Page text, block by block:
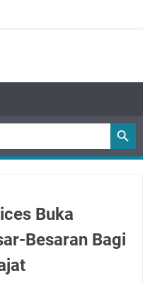
Buka
Besaran Bagi